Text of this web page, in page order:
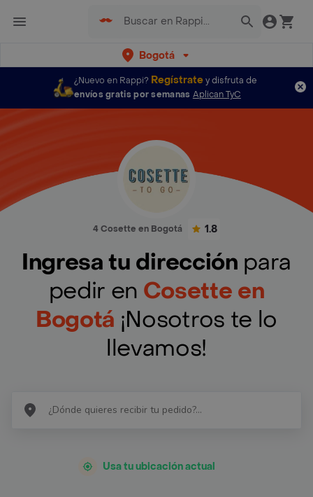
Bogotá
¿Nuevo en Rappi? Regístratey disfruta de
envíos gratis por semanas Aplican TyC
4 Cosette en Bogotá 1.8
Ingresa tu dirección para
pedir en Cosette en
Bogotá ¡Nosotros te lo
llevamos!
Usa tu ubicación actual